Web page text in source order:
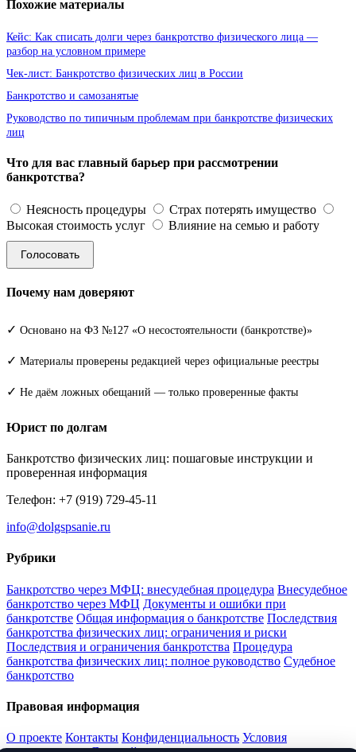
Похожие материалы
Кейс: Как списать долги через банкротство физического лица —
разбор на условном примере
Чек-лист: Банкротство физических лиц в России
Банкротство и самозанятые
Руководство по типичным проблемам при банкротстве физических
лиц
Что для вас главный барьер при рассмотрении
банкротства?
Неясность процедуры
Страх потерять имущество
Высокая стоимость услуг
Влияние на семью и работу
Голосовать
Почему нам доверяют
✓ Основано на ФЗ №127 «О несостоятельности (банкротстве)»
✓ Материалы проверены редакцией через официальные реестры
✓ Не даём ложных обещаний — только проверенные факты
Юрист по долгам
Банкротство физических лиц: пошаговые инструкции и
проверенная информация
Телефон: +7 (919) 729-45-11
info@dolgspsanie.ru
Рубрики
Банкротство через МФЦ: внесудебная процедура Внесудебное
банкротство через МФЦ Документы и ошибки при
банкротстве Общая информация о банкротстве Последствия
банкротства физических лиц: ограничения и риски
Последствия и ограничения банкротства Процедура
банкротства физических лиц: полное руководство Судебное
банкротство
Правовая информация
О проекте Контакты Конфиденциальность Условия